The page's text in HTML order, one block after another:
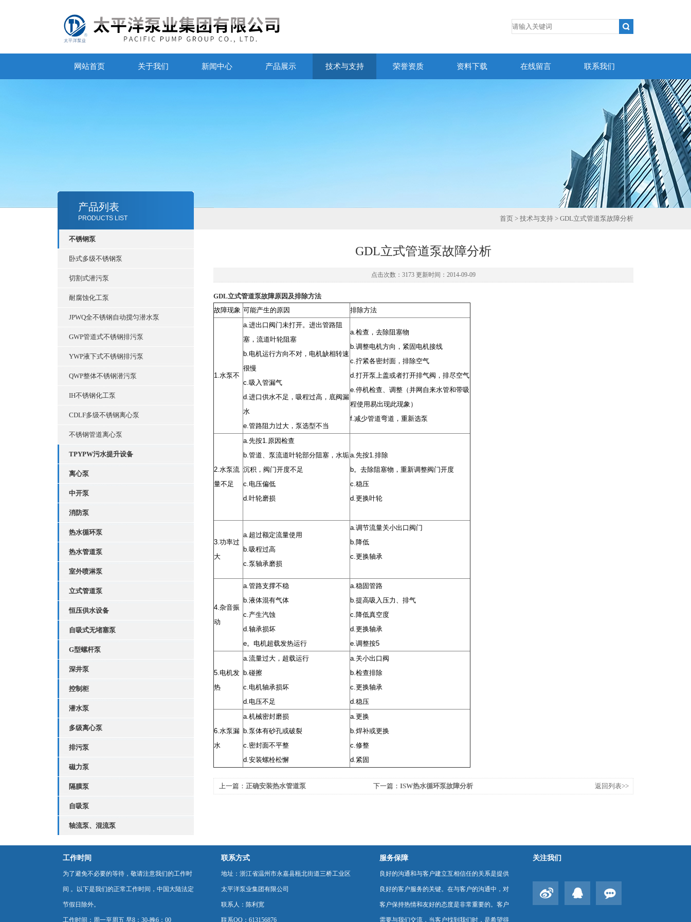
网站首页 关于我们 新闻中心 产品展示 技术与支持 荣誉资质 资料下载 在线留言 联系我们
产品列表
PRODUCTS LIST
不锈钢泵
卧式多级不锈钢泵
切割式潜污泵
耐腐蚀化工泵
JPWQ全不锈钢自动搅匀潜水泵
GWP管道式不锈钢排污泵
YWP液下式不锈钢排污泵
QWP整体不锈钢潜污泵
IH不锈钢化工泵
CDLF多级不锈钢离心泵
不锈钢管道离心泵
TPYPW污水提升设备
离心泵
中开泵
消防泵
热水循环泵
热水管道泵
室外喷淋泵
立式管道泵
恒压供水设备
自吸式无堵塞泵
G型螺杆泵
深井泵
控制柜
潜水泵
多级离心泵
排污泵
磁力泵
隔膜泵
自吸泵
轴流泵、混流泵
首页 > 技术与支持 > GDL立式管道泵故障分析
GDL立式管道泵故障分析
点击次数：3173 更新时间：2014-09-09
GDL立式管道泵故障原因及排除方法
故障现象 可能产生的原因 排除方法
1.水泵不
a.进出口阀门未打开。进出管路阻
塞，流道叶轮阻塞
b.电机运行方向不对，电机缺相转速
很慢
c.吸入管漏气
d.进口供水不足，吸程过高，底阀漏
水
e.管路阻力过大，泵选型不当
a.检查，去除阻塞物
b.调整电机方向，紧固电机接线
c.拧紧各密封面，排除空气
d.打开泵上盖或者打开排气阀，排尽空气
e.停机检查、调整（并网自来水管和带吸
程使用易出现此现象）
f.减少管道弯道，重新选泵
2.水泵流
量不足
a.先按1.原因检查
b.管道、泵流道叶轮部分阻塞，水垢
沉积，阀门开度不足
c.电压偏低
d.叶轮磨损
a.先按1.排除
b。去除阻塞物，重新调整阀门开度
c.稳压
d.更换叶轮
3.功率过
大
a.超过额定流量使用
b.吸程过高
c.泵轴承磨损
a.调节流量关小出口阀门
b.降低
c.更换轴承
4.杂音振
动
a.管路支撑不稳
b.液体混有气体
c.产生汽蚀
d.轴承损坏
e。电机超载发热运行
a.稳固管路
b.提高吸入压力、排气
c.降低真空度
d.更换轴承
e.调整按5
5.电机发
热
a.流量过大，超载运行
b.碰擦
c.电机轴承损坏
d.电压不足
a.关小出口阀
b.检查排除
c.更换轴承
d.稳压
6.水泵漏
水
a.机械密封磨损
b.泵体有砂孔或破裂
c.密封面不平整
d.安装螺栓松懈
a.更换
b.焊补或更换
c.修整
d.紧固
上一篇： 正确安装热水管道泵 下一篇： ISW热水循环泵故障分析 返回列表>>
工作时间
为了避免不必要的等待，敬请注意我们的工作时
间 。以下是我们的正常工作时间，中国大陆法定
节假日除外。
工作时间：周一至周五 早8：30-晚6：00
联系方式
地址：浙江省温州市永嘉县瓯北街道三桥工业区
太平洋泵业集团有限公司
联系人：陈利宽
联系QQ：613156876
服务保障
良好的沟通和与客户建立互相信任的关系是提供
良好的客户服务的关键。在与客户的沟通中，对
客户保持热情和友好的态度是非常重要的。客户
需要与我们交流，当客户找到我们时，是希望得
关注我们